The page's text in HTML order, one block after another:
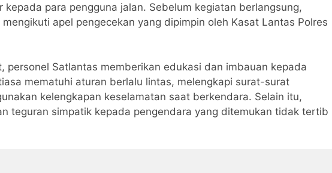
kepada para pengguna jalan. Sebelum kegiatan berlangsung,
apel pengecekan yang dipimpin oleh Kasat Lantas Polres
personel Satlantas memberikan edukasi dan imbauan kepada
mematuhi aturan berlalu lintas, melengkapi surat-surat
kelengkapan keselamatan saat berkendara. Selain itu,
teguran simpatik kepada pengendara yang ditemukan tidak tertib